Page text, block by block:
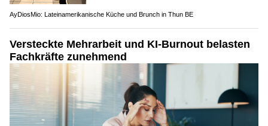
AyDiosMio: Lateinamerikanische Küche und Brunch in Thun BE
Versteckte Mehrarbeit und KI-Burnout belasten
Fachkräfte zunehmend